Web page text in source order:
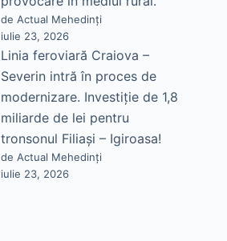
de Actual Mehedinți
iulie 23, 2026
Linia feroviară Craiova –
Severin intră în proces de
modernizare. Investiție de 1,8
miliarde de lei pentru
tronsonul Filiași – Igiroasa!
de Actual Mehedinți
iulie 23, 2026